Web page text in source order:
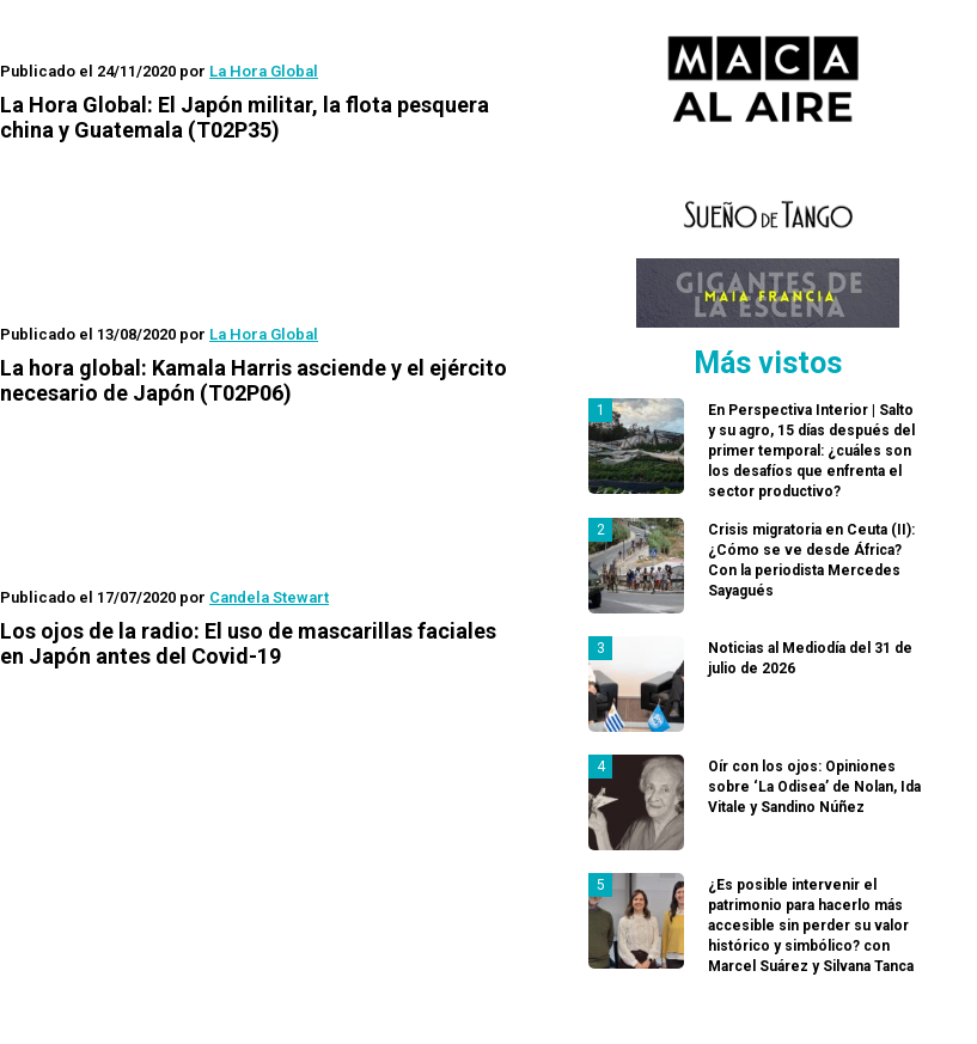
Publicado el 24/11/2020 por La Hora Global
La Hora Global: El Japón militar, la flota pesquera
china y Guatemala (T02P35)
Publicado el 13/08/2020 por La Hora Global
La hora global: Kamala Harris asciende y el ejército
necesario de Japón (T02P06)
Publicado el 17/07/2020 por Candela Stewart
Los ojos de la radio: El uso de mascarillas faciales
en Japón antes del Covid-19
Más vistos
En Perspectiva Interior | Salto
y su agro, 15 días después del
primer temporal: ¿cuáles son
los desafíos que enfrenta el
sector productivo?
Crisis migratoria en Ceuta (II):
¿Cómo se ve desde África?
Con la periodista Mercedes
Sayagués
Noticias al Mediodía del 31 de
julio de 2026
Oír con los ojos: Opiniones
sobre ‘La Odisea’ de Nolan, Ida
Vitale y Sandino Núñez
¿Es posible intervenir el
patrimonio para hacerlo más
accesible sin perder su valor
histórico y simbólico? con
Marcel Suárez y Silvana Tanca